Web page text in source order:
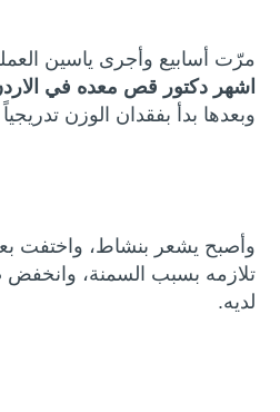
مرّت أسابيع وأجرى ياسين
اشهر دكتور قص معده في
وبعدها بدأ بفقدان الوزن تدريجياً
وأصبح يشعر بنشاط، واختفت
تلازمه بسبب السمنة،
لديه.